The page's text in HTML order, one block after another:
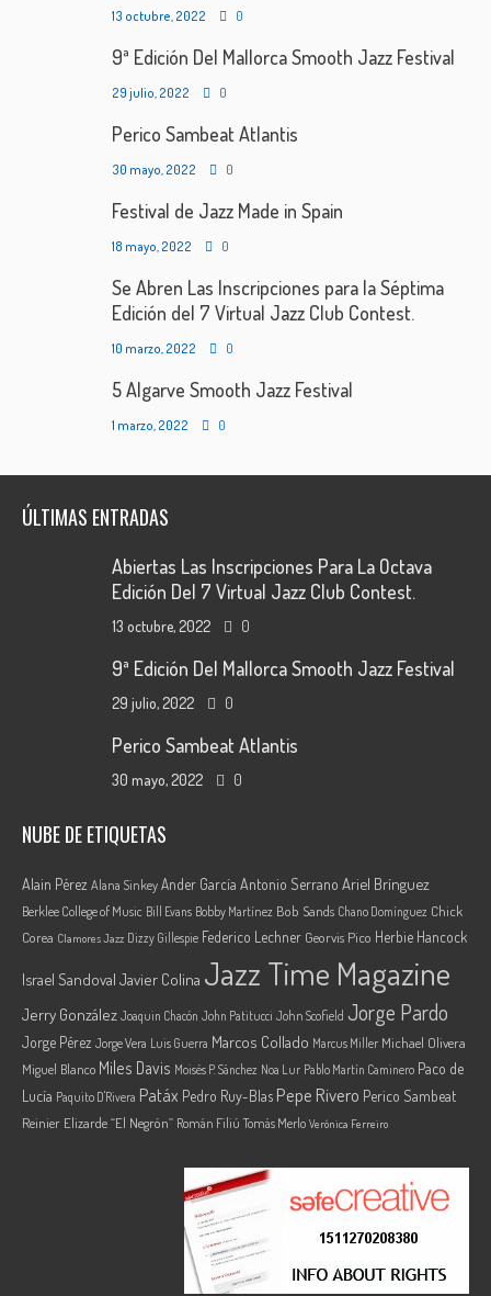
13 octubre, 2022 0
9ª Edición Del Mallorca Smooth Jazz Festival
29 julio, 2022 0
Perico Sambeat Atlantis
30 mayo, 2022 0
Festival de Jazz Made in Spain
18 mayo, 2022 0
Se Abren Las Inscripciones para la Séptima
Edición del 7 Virtual Jazz Club Contest.
10 marzo, 2022 0
5 Algarve Smooth Jazz Festival
1 marzo, 2022 0
ÚLTIMAS ENTRADAS
Abiertas Las Inscripciones Para La Octava
Edición Del 7 Virtual Jazz Club Contest.
13 octubre, 2022 0
9ª Edición Del Mallorca Smooth Jazz Festival
29 julio, 2022 0
Perico Sambeat Atlantis
30 mayo, 2022 0
NUBE DE ETIQUETAS
Alain Pérez Alana SinkeyAnder García Antonio Serrano Ariel Brínguez
Berklee College of Music Bill Evans Bobby Martínez Bob Sands Chano Domínguez Chick
Corea Clamores Jazz Dizzy Gillespie Federico Lechner Georvis Pico Herbie Hancock
Israel Sandoval Javier Colina Jazz Time Magazine
Jerry González Joaquin Chacón John Patitucci John Scofield Jorge Pardo
Jorge Pérez Jorge Vera Luis Guerra Marcos Collado Marcus Miller Michael Olivera
Miguel Blanco Miles Davis Moisés P. Sánchez Noa Lur Pablo Martín Caminero Paco de
Lucía Paquito D'Rivera Patáx Pedro Ruy-Blas Pepe Rivero Perico Sambeat
Reinier Elizarde “El Negrón” Román Filiú Tomás Merlo Verónica Ferreiro